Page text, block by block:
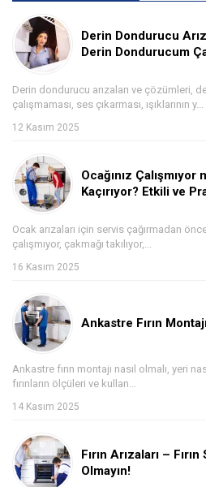
Derin Dondurucu
Derin Dondurucum
Derin dondurucu arızaları ve çözümleri,
çalışmaması, ses çıkarması, ışıklarının y...
12 Kasım 2025
Ocağınız Çalışmıyor
Kaçırıyor? Etkili ve
Ocak arızaları için servis çağırmadan
çalışmıyor, çakmağı takılıyor,...
16 Kasım 2025
Ankastre Fırın
Ankastre fırın montajı nasıl olmalı, yeri
fırınların ölçüleri ve kullan...
14 Kasım 2025
Fırın Arızaları –
Olmayın!